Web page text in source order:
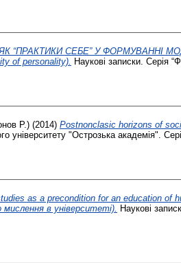
“ПРАКТИКИ СЕБЕ” У ФОРМУВАННІ
of personality). Наукові записки. Серія
Р.) (2014) Postnonclasic horizons of
університету "Острозька академія".
as a precondition for an education of
в університеті).
Наукові